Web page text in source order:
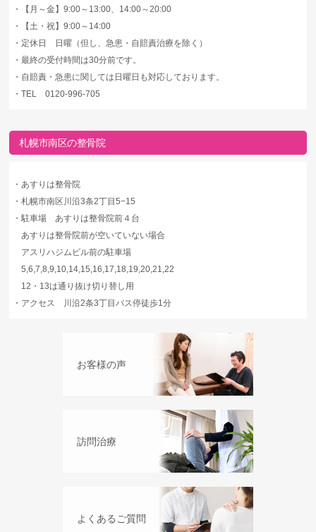
・
【月～金】9:00～13:00、14:00～20:00
・
【土・祝】9:00～14:00
・ 定休日 日曜（但し、急患・自賠責治療を除く）
・最終の受付時間は30分前です。
・ 自賠責・急患に関しては日曜日も対応しております。
・TEL 0120-996-705
札幌市南区の整骨院
・あすりは整骨院
・札幌市南区川沿3条2丁目5−15
・駐車場 あすりは整骨院前４台
あすりは整骨院前が空いていない場合
アスリハジムビル前の駐車場
5,6,7,8,9,10,14,15,16,17,18,19,20,21,22
12・13は通り抜け切り替し用
・ アクセス 川沿2条3丁目バス停徒歩1分
お客様の声
訪問治療
よくあるご質問